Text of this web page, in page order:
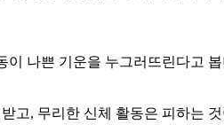
나쁜 기운을 누그러뜨린다고
고, 무리한 신체 활동은 피하는